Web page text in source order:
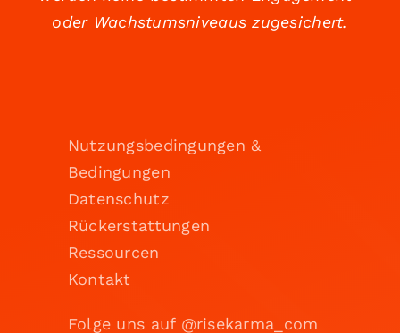
oder Wachstumsniveaus zugesichert.
Nutzungsbedingungen &
Bedingungen
Datenschutz
Rückerstattungen
Ressourcen
Kontakt
Folge uns auf @risekarma_com